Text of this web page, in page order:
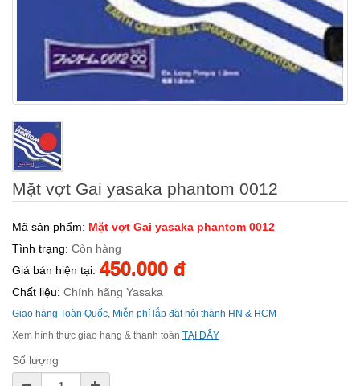
Mặt vợt Gai yasaka phantom 0012
Mã sản phẩm: Mặt vợt Gai yasaka phantom 0012
Tình trạng: Còn hàng
Giá bán hiện tại: 450.000 đ
Chất liệu: Chính hãng Yasaka
Giao hàng Toàn Quốc, Miễn phí lắp đặt nội thành HN & HCM
Xem hình thức giao hàng & thanh toán TẠI ĐÂY
Số lượng